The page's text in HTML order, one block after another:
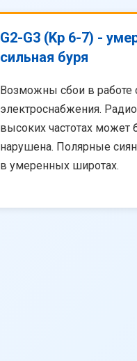
G2-G3 (Kp 6-7) -
сильная буря
Возможны сбои в работе
электроснабжения.
высоких частотах может
нарушена. Полярные
в умеренных широтах.